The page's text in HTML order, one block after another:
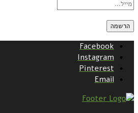
Facebook
Instagram
Pinterest
Email